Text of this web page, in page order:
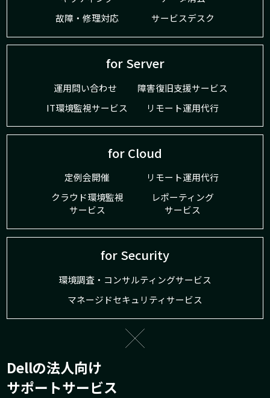
故障・修理対応
サービスデスク
for Server
運用問い合わせ
障害復旧支援サービス
IT環境監視サービス
リモート運用代行
for Cloud
定例会開催
リモート運用代行
クラウド環境監視
サービス
レポーティング
サービス
for Security
環境調査・コンサルティングサービス
マネージドセキュリティサービス
Dellの法人向け
サポートサービス